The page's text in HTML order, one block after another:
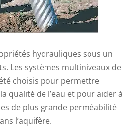
hydrauliques sous un
Les systèmes multiniveaux de
choisis pour permettre
qualité de l’eau et pour aider à
de plus grande perméabilité
l’aquifère.